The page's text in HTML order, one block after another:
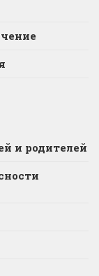
и родителей